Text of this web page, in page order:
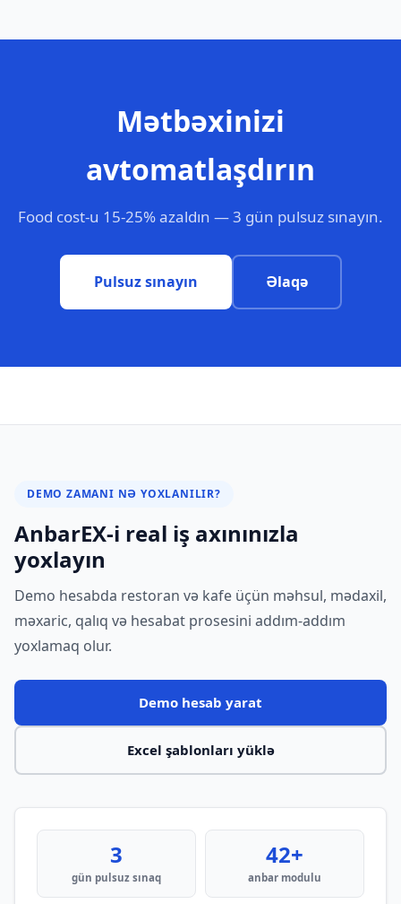
Mətbəxinizi
avtomatlaşdırın
Food cost-u 15-25% azaldın — 3 gün pulsuz sınayın.
Pulsuz sınayın Əlaqə
DEMO ZAMANI NƏ YOXLANILIR?
AnbarEX-i real iş axınınızla
yoxlayın
Demo hesabda restoran və kafe üçün məhsul, mədaxil,
məxaric, qalıq və hesabat prosesini addım-addım
yoxlamaq olur.
Demo hesab yarat
Excel şablonları yüklə
3
gün pulsuz sınaq
42+
anbar modulu